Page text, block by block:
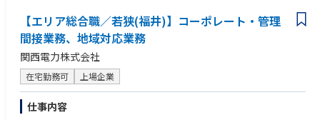
【エリア総合職／若狭(福井)】コーポレート・管理
間接業務、地域対応業務
関西電力株式会社
在宅勤務可 上場企業
仕事内容